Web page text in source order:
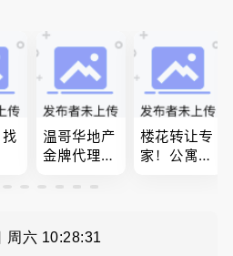
稳
语，列治文
陈卓律师事
务所 (ATA L
aw Corpor
ation)
温哥华地产
金牌代理经
卖，建）-
恳的朋友
楼花转让专
家！公寓销
周六 10:28:32